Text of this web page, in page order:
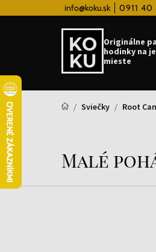
info@koku.sk 0911 40
Originálne
hodinky na
mieste
Sviečky Root
Malé